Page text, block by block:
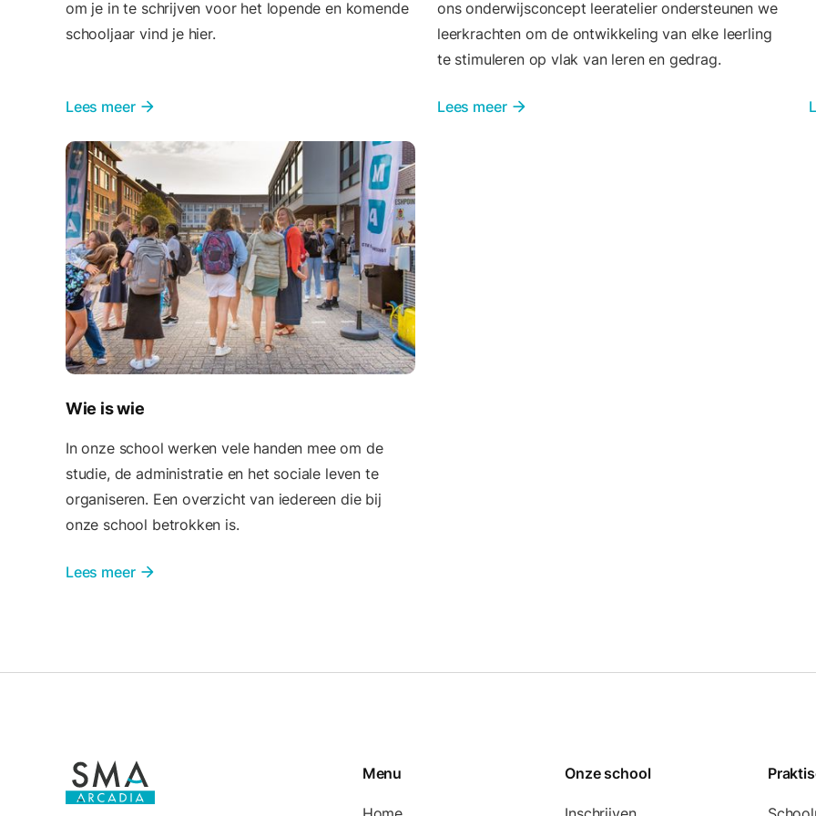
om je in te schrijven voor het lopende en komende
schooljaar vind je hier.
Lees meer arrow_forward
ons onderwijsconcept leeratelier ondersteunen we
leerkrachten om de ontwikkeling van elke leerling
te stimuleren op vlak van leren en gedrag.
Lees meer arrow_forward
Wie is wie
In onze school werken vele handen mee om de
studie, de administratie en het sociale leven te
organiseren. Een overzicht van iedereen die bij
onze school betrokken is.
Lees meer arrow_forward
Menu Onze school